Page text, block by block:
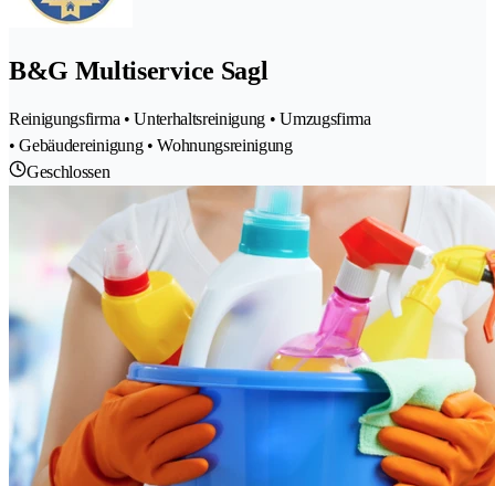
B&G Multiservice Sagl
Reinigungsfirma • Unterhaltsreinigung • Umzugsfirma
• Gebäudereinigung • Wohnungsreinigung
Geschlossen